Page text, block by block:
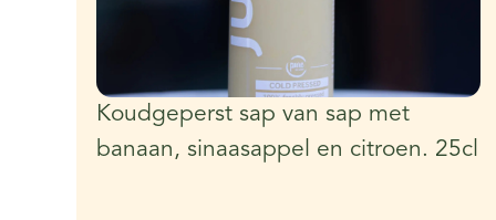
Koudgeperst sap van sap met
banaan, sinaasappel en citroen. 25cl